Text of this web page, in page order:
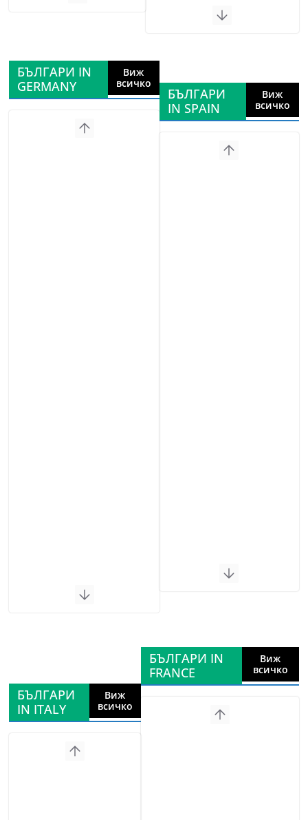
БЪЛГАРИ IN
GERMANY
Виж
всичко
БЪЛГАРИ
IN SPAIN
Виж
всичко
БЪЛГАРИ
IN ITALY
Виж
всичко
БЪЛГАРИ IN
FRANCE
Виж
всичко